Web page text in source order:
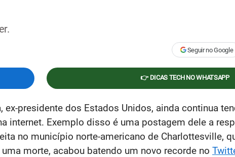
Seguir no Google
👉 DICAS TECH NO WHATSAPP
ex-presidente dos Estados Unidos, ainda continua
internet. Exemplo disso é uma postagem dele a
no município norte-americano de Charlottesville,
morte, acabou batendo um novo recorde no